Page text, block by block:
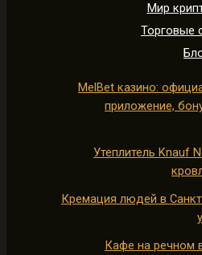
Мир
Торговые
MelBet казино:
приложение,
Утеплитель Knauf
Кремация людей в
Кафе на речном